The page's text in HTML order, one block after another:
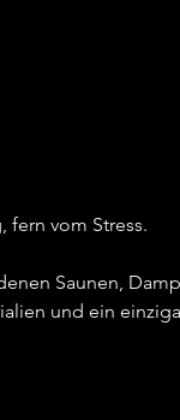
fern vom Stress.
Saunen,
und ein